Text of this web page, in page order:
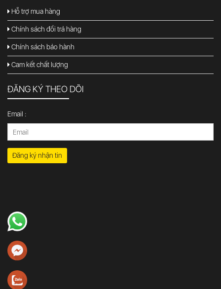
Hỗ trợ mua hàng
Chính sách đổi trả hàng
Chính sách bảo hành
Cam kết chất lượng
ĐĂNG KÝ THEO DÕI
Email :
Đăng ký nhận tin